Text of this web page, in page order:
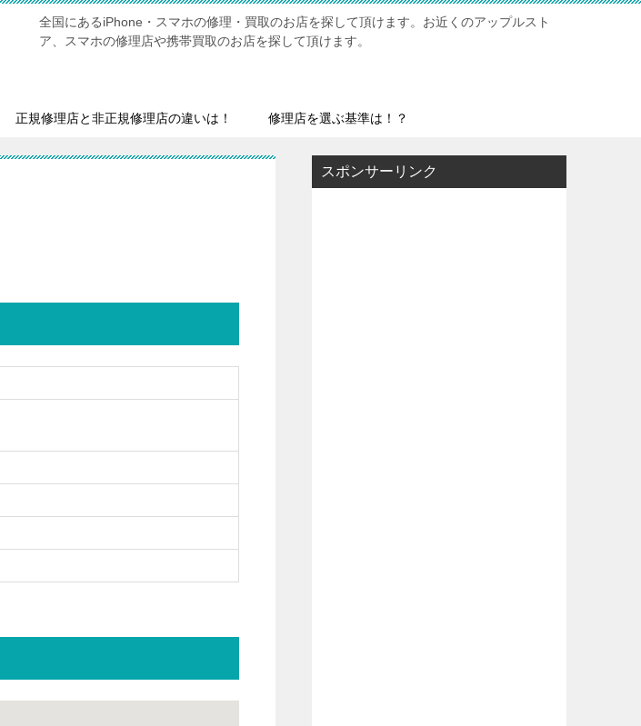
全国にあるiPhone・スマホの修理・買取のお店を探して頂けます。お近くのアップルスト
ア、スマホの修理店や携帯買取のお店を探して頂けます。
正規修理店と非正規修理店の違いは！ 修理店を選ぶ基準は！？
スポンサーリンク